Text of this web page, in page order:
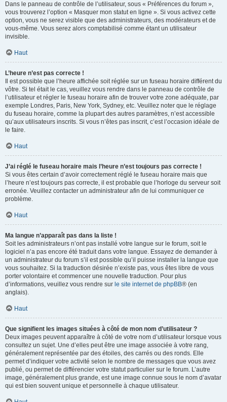
Dans le panneau de contrôle de l’utilisateur, sous « Préférences du forum »,
vous trouverez l’option « Masquer mon statut en ligne ». Si vous activez cette
option, vous ne serez visible que des administrateurs, des modérateurs et de
vous-même. Vous serez alors comptabilisé comme étant un utilisateur
invisible.
Haut
L’heure n’est pas correcte !
Il est possible que l’heure affichée soit réglée sur un fuseau horaire différent du
vôtre. Si tel était le cas, veuillez vous rendre dans le panneau de contrôle de
l’utilisateur et régler le fuseau horaire afin de trouver votre zone adéquate, par
exemple Londres, Paris, New York, Sydney, etc. Veuillez noter que le réglage
du fuseau horaire, comme la plupart des autres paramètres, n’est accessible
qu’aux utilisateurs inscrits. Si vous n’êtes pas inscrit, c’est l’occasion idéale de
le faire.
Haut
J’ai réglé le fuseau horaire mais l’heure n’est toujours pas correcte !
Si vous êtes certain d’avoir correctement réglé le fuseau horaire mais que
l’heure n’est toujours pas correcte, il est probable que l’horloge du serveur soit
erronée. Veuillez contacter un administrateur afin de lui communiquer ce
problème.
Haut
Ma langue n’apparaît pas dans la liste !
Soit les administrateurs n’ont pas installé votre langue sur le forum, soit le
logiciel n’a pas encore été traduit dans votre langue. Essayez de demander à
un administrateur du forum s’il est possible qu’il puisse installer la langue que
vous souhaitez. Si la traduction désirée n’existe pas, vous êtes libre de vous
porter volontaire et commencer une nouvelle traduction. Pour plus
d’informations, veuillez vous rendre sur le site internet de phpBB® (en
anglais).
Haut
Que signifient les images situées à côté de mon nom d’utilisateur ?
Deux images peuvent apparaître à côté de votre nom d’utilisateur lorsque vous
consultez un sujet. Une d’elles peut être une image associée à votre rang,
généralement représentée par des étoiles, des carrés ou des ronds. Elle
permet d’indiquer votre activité selon le nombre de messages que vous avez
publié, ou permet de différencier votre statut particulier sur le forum. L’autre
image, généralement plus grande, est une image connue sous le nom d’avatar
qui est bien souvent unique et personnelle à chaque utilisateur.